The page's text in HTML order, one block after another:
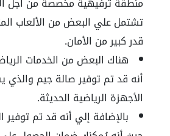
تشتمل علي البعض من الألعاب
قدر كبير من الأمان.
هناك البعض من الخدمات
أنه قد تم توفير صالة جيم
الأجهزة الرياضية الحديثة.
بالإضافة إلي أنه قد تم توفير